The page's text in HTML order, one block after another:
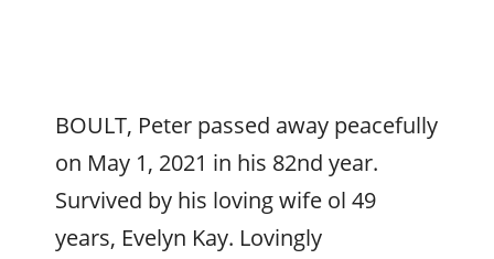
BOULT, Peter passed away peacefully
on May 1, 2021 in his 82nd year.
Survived by his loving wife ol 49
years, Evelyn Kay. Lovingly